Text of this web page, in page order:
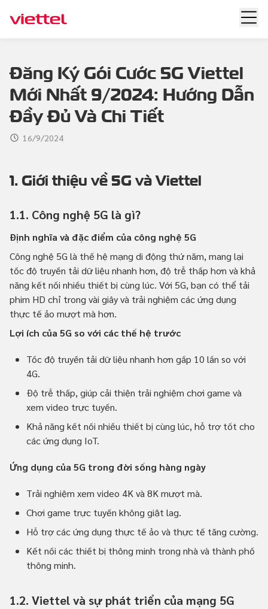
Đăng Ký Gói Cước 5G Viettel
Mới Nhất 9/2024: Hướng Dẫn
Đầy Đủ Và Chi Tiết
16/9/2024
1. Giới thiệu về 5G và Viettel
1.1. Công nghệ 5G là gì?
Định nghĩa và đặc điểm của công nghệ 5G
Công nghệ 5G là thế hệ mạng di động thứ năm, mang lại
tốc độ truyền tải dữ liệu nhanh hơn, độ trễ thấp hơn và khả
năng kết nối nhiều thiết bị cùng lúc. Với 5G, bạn có thể tải
phim HD chỉ trong vài giây và trải nghiệm các ứng dụng
thực tế ảo mượt mà hơn.
Lợi ích của 5G so với các thế hệ trước
Tốc độ truyền tải dữ liệu nhanh hơn gấp 10 lần so với
4G.
Độ trễ thấp, giúp cải thiện trải nghiệm chơi game và
xem video trực tuyến.
Khả năng kết nối nhiều thiết bị cùng lúc, hỗ trợ tốt cho
các ứng dụng IoT.
Ứng dụng của 5G trong đời sống hàng ngày
Trải nghiệm xem video 4K và 8K mượt mà.
Chơi game trực tuyến không giật lag.
Hỗ trợ các ứng dụng thực tế ảo và thực tế tăng cường.
Kết nối các thiết bị thông minh trong nhà và thành phố
thông minh.
1.2. Viettel và sự phát triển của mạng 5G